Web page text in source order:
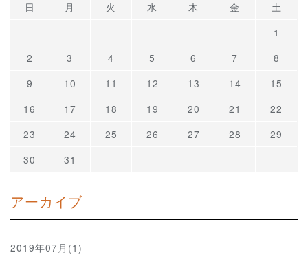
日
月 火 水 木 金
土
1
2
3 4 5 6 7
8
9
10 11 12 13 14
15
16
17 18 19 20 21
22
23
24 25 26 27 28
29
30
31
アーカイブ
2019年07月(1)